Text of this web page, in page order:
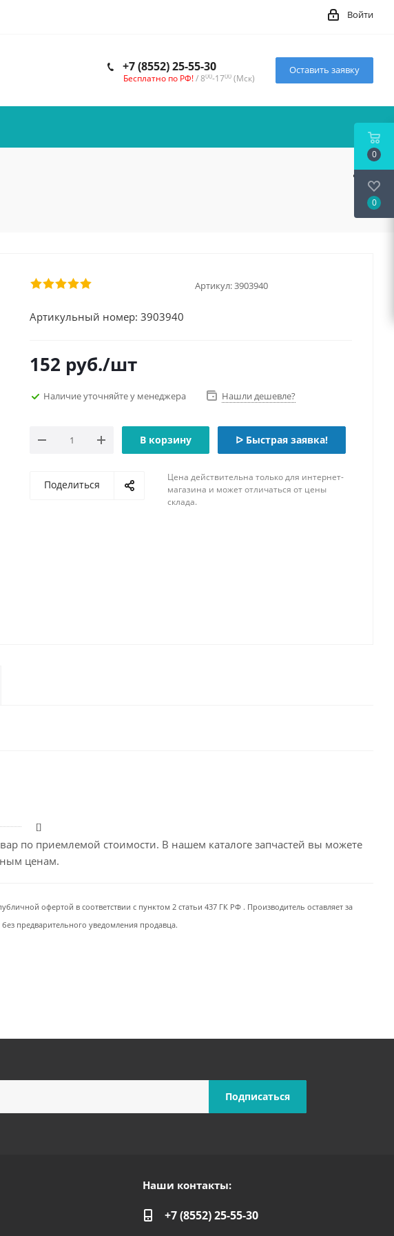
Войти
+7 (8552) 25-55-30
Бесплатно по РФ!/ 800-1700 (Мск)
Оставить заявку
Артикул:3903940
Артикульный номер: 3903940
152 руб./шт
Наличие уточняйте у менеджера Нашли дешевле?
В корзину ᐅ Быстрая заявка!
Поделиться
Цена действительна только для интернет-
магазина и может отличаться от цены
склада.
[]
по приемлемой стоимости. В нашем каталоге запчастей вы можете
ценам.
офертой в соответствии с пунктом 2 статьи 437 ГК РФ . Производитель оставляет за
предварительного уведомления продавца.
Наши контакты:
+7 (8552) 25-55-30
0
0